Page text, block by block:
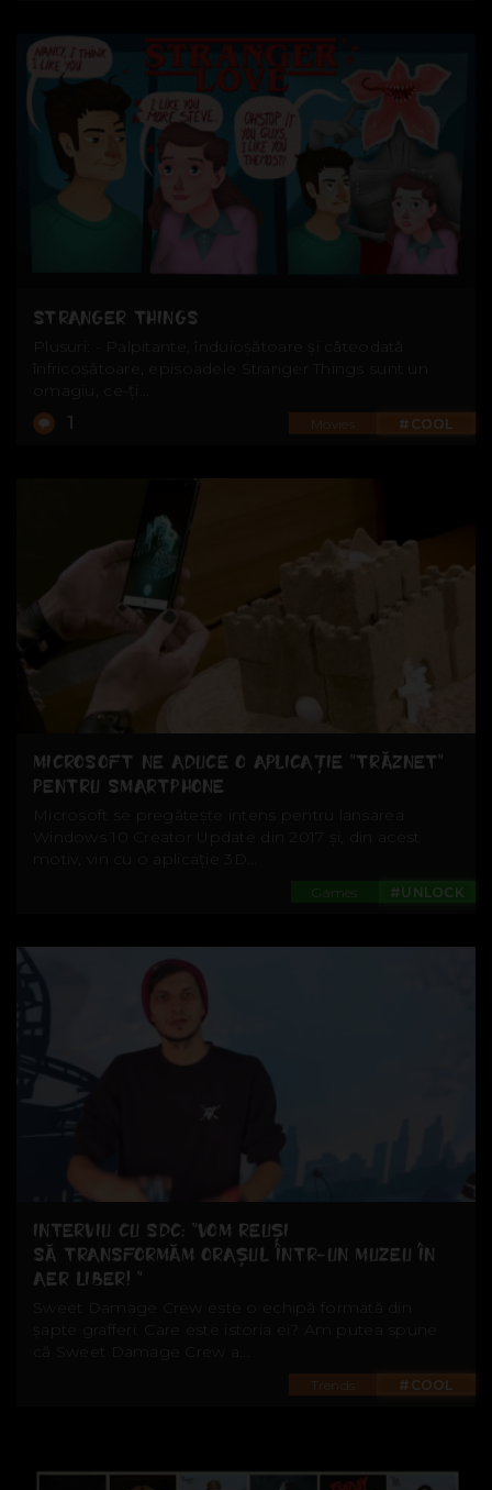
STRANGER THINGS
Plusuri: - Palpitante, înduioșătoare și câteodată
înfricoșătoare, episoadele Stranger Things sunt un
omagiu, ce-ți...
#COOL
Movies
1
MICROSOFT NE ADUCE O APLICAȚIE ”TRĂZNET”
PENTRU SMARTPHONE
Microsoft se pregătește intens pentru lansarea
Windows 10 Creator Update din 2017 și, din acest
motiv, vin cu o aplicație 3D...
#UNLOCK
Games
INTERVIU CU SDC: ”VOM REUȘI
SĂ TRANSFORMĂM ORAȘUL ÎNTR-UN MUZEU ÎN
AER LIBER! ”
Sweet Damage Crew este o echipă formată din
șapte grafferi. Care este istoria ei? Am putea spune
că Sweet Damage Crew a...
#COOL
Trends